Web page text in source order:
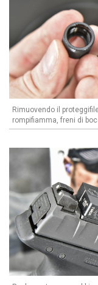
Rimuovendo il
rompifiamma, freni di